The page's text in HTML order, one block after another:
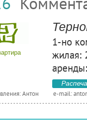
1-но
жилая:
Антон e-mail: